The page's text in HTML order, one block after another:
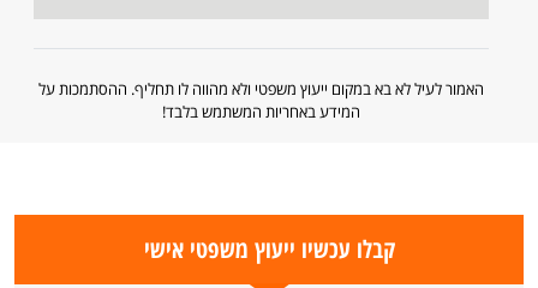
האמור לעיל לא בא במקום ייעוץ משפטי ולא מהווה לו תחליף. ההסתמכות על
המידע באחריות המשתמש בלבד!
קבלו עכשיו ייעוץ משפטי אישי